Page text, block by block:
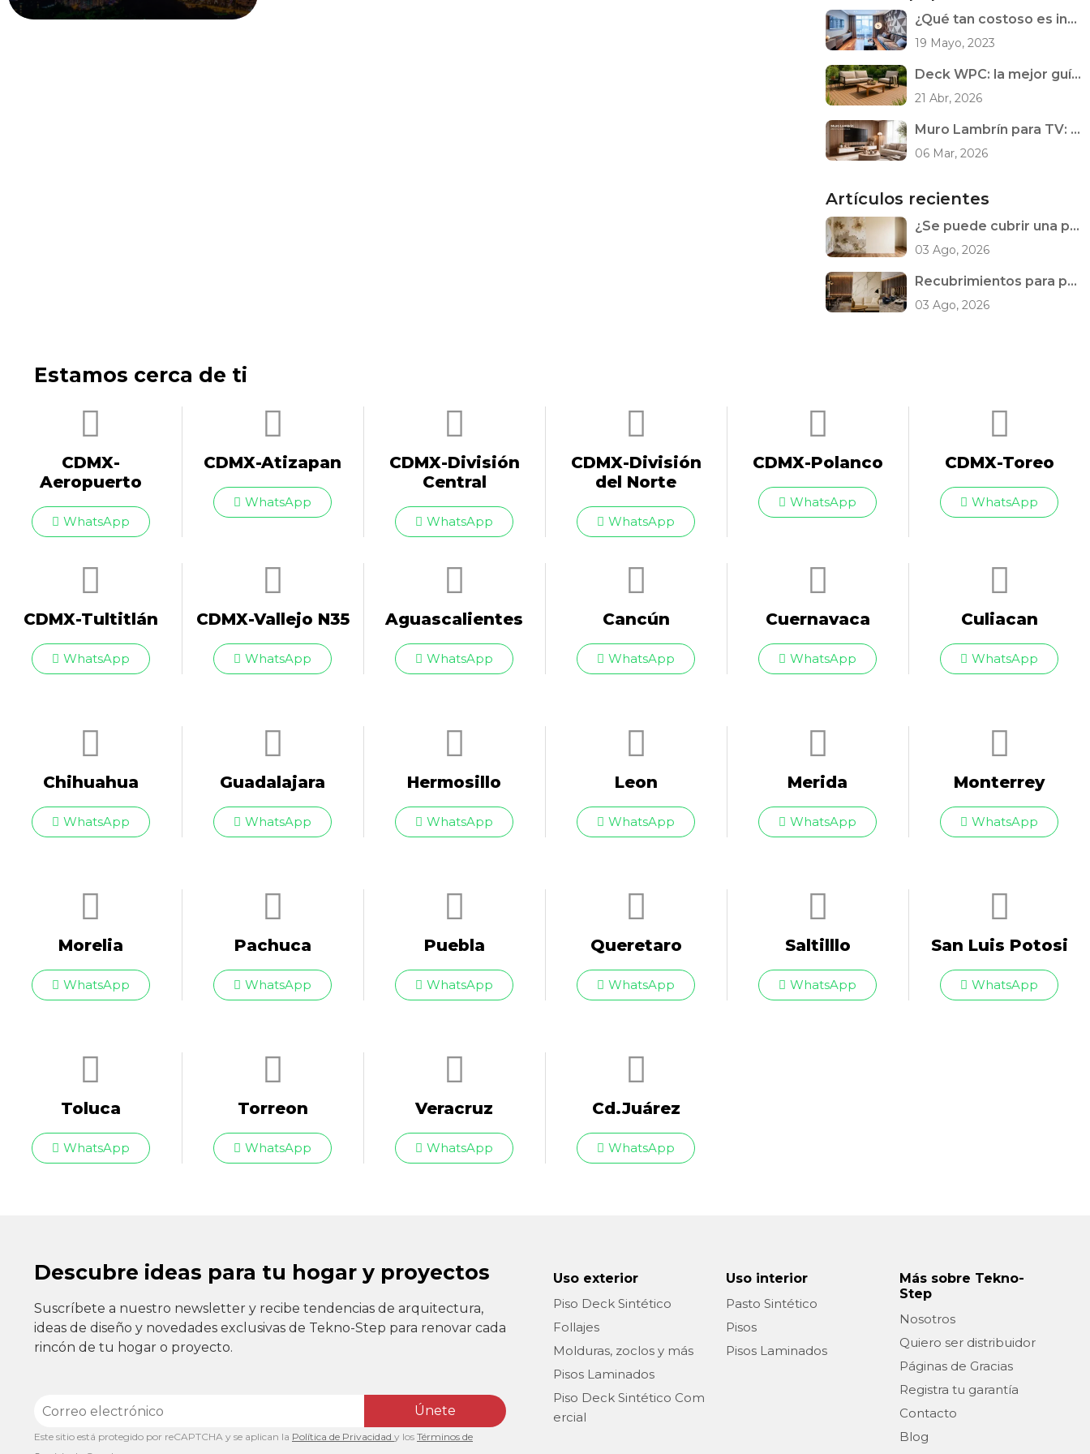
¿Qué tan costoso es instalar pisos laminados?
19 Mayo, 2023
Deck WPC: la mejor guía de instalación
21 Abr, 2026
Muro Lambrín para TV: ideas modernas para transformar tu sala
06 Mar, 2026
Artículos recientes
¿Se puede cubrir una pared con humedad? Qué revisar antes de instalar un recubrimiento
03 Ago, 2026
Recubrimientos para paredes interiores: cómo elegir el adecuado para cada espacio
03 Ago, 2026
Estamos cerca de ti
CDMX-
Aeropuerto​
WhatsApp
CDMX-Atizapan
WhatsApp
CDMX-División
Central
WhatsApp
CDMX-División
del Norte
WhatsApp
CDMX-Polanco
WhatsApp
CDMX-Toreo
WhatsApp
CDMX-Tultitlán
WhatsApp
CDMX-Vallejo N35
WhatsApp
Aguascalientes
WhatsApp
Cancún
WhatsApp
Cuernavaca
WhatsApp
Culiacan
WhatsApp
Chihuahua
WhatsApp
Guadalajara
WhatsApp
Hermosillo
WhatsApp
Leon
WhatsApp
Merida
WhatsApp
Monterrey
WhatsApp
Morelia
WhatsApp
Pachuca
WhatsApp
Puebla
WhatsApp
Queretaro
WhatsApp
Saltilllo
WhatsApp
San Luis Potosi
WhatsApp
Toluca
WhatsApp
Torreon
WhatsApp
Veracruz
WhatsApp
Cd.Juárez
WhatsApp
Descubre ideas para tu hogar y proyectos
Suscríbete a nuestro newsletter y recibe tendencias de arquitectura,
ideas de diseño y novedades exclusivas de Tekno-Step para renovar cada
rincón de tu hogar o proyecto.
Únete
Este sitio está protegido por reCAPTCHA y se aplican la Política de Privacidad y los Términos de
Uso exterior
Piso Deck Sintético
Follajes
Molduras, zoclos y más
Pisos Laminados
Piso Deck Sintético Com
ercial
Uso interior
Pasto Sintético
Pisos
Pisos Laminados
Más sobre Tekno-
Step
Nosotros
Quiero ser distribuidor
Páginas de Gracias
Registra tu garantía
Contacto
Blog